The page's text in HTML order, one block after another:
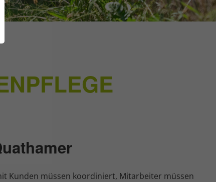
Kunden müssen koordiniert, Mitarbeiter müssen